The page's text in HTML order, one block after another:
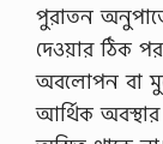
পুরাতন
দেওয়ার ঠিক
অবলোপন বা
আর্থিক